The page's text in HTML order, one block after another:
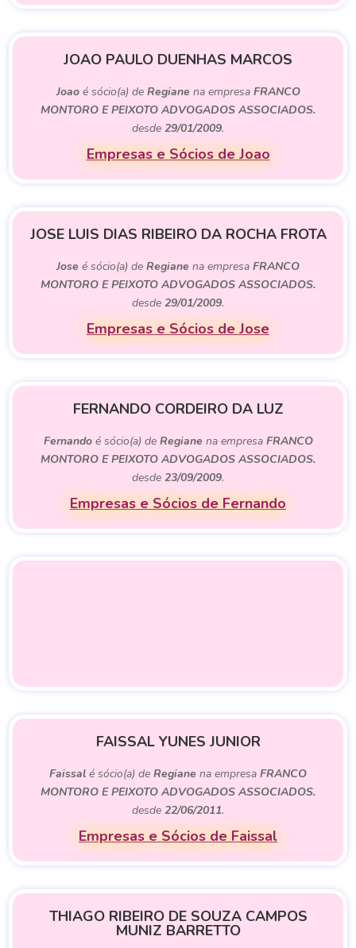
JOAO PAULO DUENHAS MARCOS
Joaoé sócio(a) de Regiane na empresa FRANCO
MONTORO E PEIXOTO ADVOGADOS ASSOCIADOS.
desde 29/01/2009.
Empresas e Sócios de Joao
JOSE LUIS DIAS RIBEIRO DA ROCHA FROTA
Jose é sócio(a) de Regiane na empresa FRANCO
MONTORO E PEIXOTO ADVOGADOS ASSOCIADOS.
desde 29/01/2009.
Empresas e Sócios de Jose
FERNANDO CORDEIRO DA LUZ
Fernandoé sócio(a) de Regiane na empresa FRANCO
MONTORO E PEIXOTO ADVOGADOS ASSOCIADOS.
desde 23/09/2009.
Empresas e Sócios de Fernando
FAISSAL YUNES JUNIOR
Faissal é sócio(a) de Regiane na empresa FRANCO
MONTORO E PEIXOTO ADVOGADOS ASSOCIADOS.
desde 22/06/2011.
Empresas e Sócios de Faissal
THIAGO RIBEIRO DE SOUZA CAMPOS
MUNIZ BARRETTO